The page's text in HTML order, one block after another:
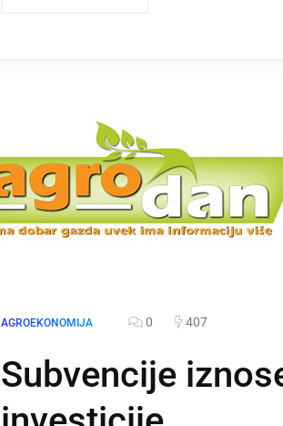
AGROEKONOMIJA 0 407
Subvencije